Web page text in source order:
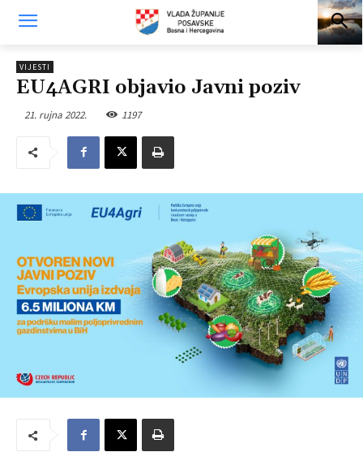
VIJESTI
EU4AGRI objavio Javni poziv
21. rujna 2022. 1197